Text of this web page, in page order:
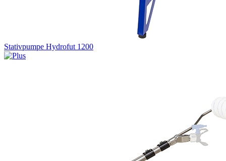
Stativpumpe Hydrofut 1200